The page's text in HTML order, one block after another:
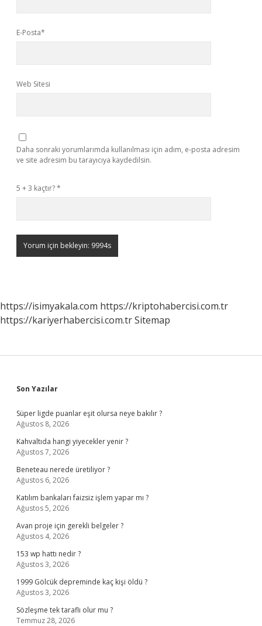
E-Posta*
Web Sitesi
Daha sonraki yorumlarımda kullanılması için adım, e-posta adresim
ve site adresim bu tarayıcıya kaydedilsin.
5 + 3 kaçtır?*
https://isimyakala.com https://kriptohabercisi.com.tr
https://kariyerhabercisi.com.trSitemap
Sidebar
Son Yazılar
Süper ligde puanlar eşit olursa neye bakılır ?
Ağustos 8, 2026
Kahvaltıda hangi yiyecekler yenir ?
Ağustos 7, 2026
Beneteau nerede üretiliyor ?
Ağustos 6, 2026
Katılım bankaları faizsiz işlem yapar mı ?
Ağustos 5, 2026
Avan proje için gerekli belgeler ?
Ağustos 4, 2026
153 wp hattı nedir ?
Ağustos 3, 2026
1999 Gölcük depreminde kaç kişi öldü ?
Ağustos 3, 2026
Sözleşme tek taraflı olur mu ?
Temmuz 28, 2026